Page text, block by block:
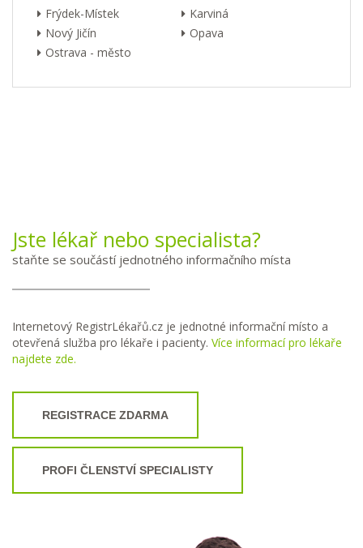
Frýdek-Místek
Karviná
Nový Jičín
Opava
Ostrava - město
Jste lékař nebo specialista?
staňte se součástí jednotného informačního místa
Internetový RegistrLékařů.cz je jednotné informační místo a
otevřená služba pro lékaře i pacienty. Více informací pro lékaře
najdete zde.
REGISTRACE ZDARMA
PROFI ČLENSTVÍ SPECIALISTY